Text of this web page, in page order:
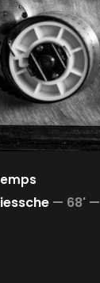
— 68' —